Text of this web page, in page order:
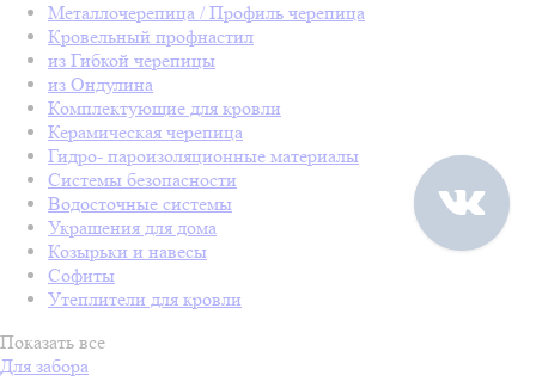
Металлочерепица / Профиль черепица
Кровельный профнастил
из Гибкой черепицы
из Ондулина
Комплектующие для кровли
Керамическая черепица
Гидро- пароизоляционные материалы
Системы безопасности
Водосточные системы
Украшения для дома
Козырьки и навесы
Софиты
Утеплители для кровли
Показать все
Для забора